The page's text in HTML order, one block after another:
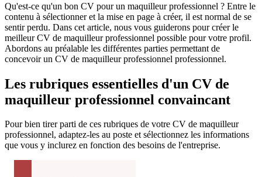
Qu'est-ce qu'un bon CV pour un maquilleur professionnel ? Entre le
contenu à sélectionner et la mise en page à créer, il est normal de se
sentir perdu. Dans cet article, nous vous guiderons pour créer le
meilleur CV de maquilleur professionnel possible pour votre profil.
Abordons au préalable les différentes parties permettant de
concevoir un CV de maquilleur professionnel professionnel.
Les rubriques essentielles d'un CV de
maquilleur professionnel convaincant
Pour bien tirer parti de ces rubriques de votre CV de maquilleur
professionnel, adaptez-les au poste et sélectionnez les informations
que vous y inclurez en fonction des besoins de l'entreprise.